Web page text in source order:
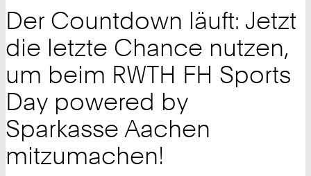
Der Countdown läuft: Jetzt
die letzte Chance nutzen,
um beim RWTH FH Sports
Day powered by
Sparkasse Aachen
mitzumachen!